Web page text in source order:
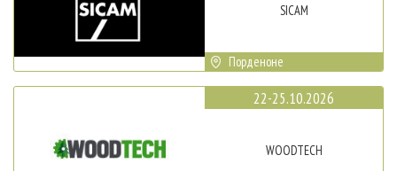
SICAM
Порденоне
22-25.10.2026
WOODTECH